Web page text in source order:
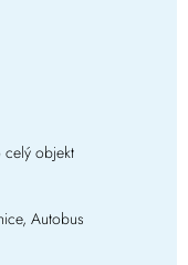
objekt
Autobus